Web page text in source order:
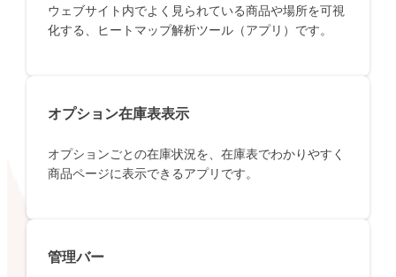
ウェブサイト内でよく見られている商品や場所を可視
化する、ヒートマップ解析ツール（アプリ）です。
オプション在庫表表示
オプションごとの在庫状況を、在庫表でわかりやすく
商品ページに表示できるアプリです。
管理バー